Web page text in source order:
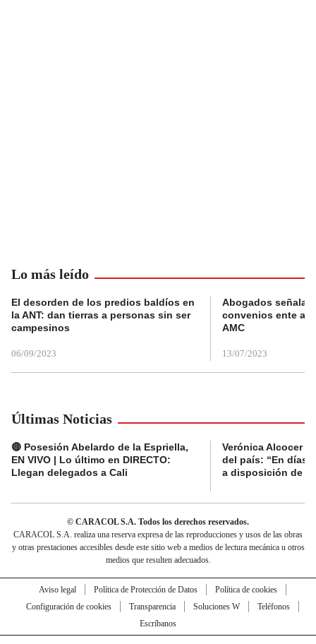
Lo más leído
El desorden de los predios baldíos en
la ANT: dan tierras a personas sin ser
campesinos
06/09/2023
Abogados
convenios ente
AMC
13/07/2023
Últimas Noticias
🔴 Posesión Abelardo de la Espriella,
EN VIVO | Lo último en DIRECTO:
Llegan delegados a Cali
Verónica Alcocer
del país: “En días
a disposición de
© CARACOL S.A. Todos los derechos reservados.
CARACOL S.A. realiza una reserva expresa de las reproducciones y usos de las obras
y otras prestaciones accesibles desde este sitio web a medios de lectura mecánica u otros
medios que resulten adecuados.
Aviso legal Política de Protección de Datos
Política de cookies
Configuración de cookies
Transparencia Soluciones W
Teléfonos
Escríbanos